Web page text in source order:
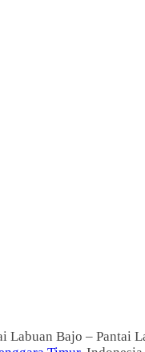
Labuan Bajo – Pantai